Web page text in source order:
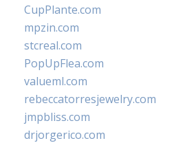
CupPlante.com
mpzin.com
stcreal.com
PopUpFlea.com
valueml.com
rebeccatorresjewelry.com
jmpbliss.com
drjorgerico.com